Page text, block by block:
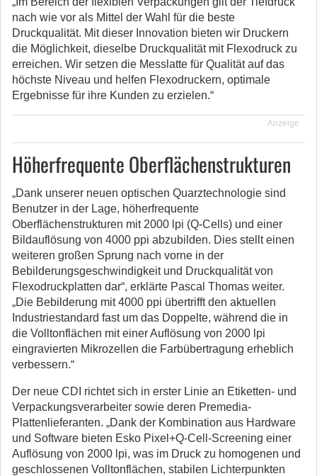
nach wie vor als Mittel der Wahl für die beste
Druckqualität. Mit dieser Innovation bieten wir Druckern
die Möglichkeit, dieselbe Druckqualität mit Flexodruck zu
erreichen. Wir setzen die Messlatte für Qualität auf das
höchste Niveau und helfen Flexodruckern, optimale
Ergebnisse für ihre Kunden zu erzielen.“
Anzeige
Höherfrequente Oberflächenstrukturen
„Dank unserer neuen optischen Quarztechnologie sind
Benutzer in der Lage, höherfrequente
Oberflächenstrukturen mit 2000 lpi (Q-Cells) und einer
Bildauflösung von 4000 ppi abzubilden. Dies stellt einen
weiteren großen Sprung nach vorne in der
Bebilderungsgeschwindigkeit und Druckqualität von
Flexodruckplatten dar“, erklärte Pascal Thomas weiter.
„Die Bebilderung mit 4000 ppi übertrifft den aktuellen
Industriestandard fast um das Doppelte, während die in
die Volltonflächen mit einer Auflösung von 2000 lpi
eingravierten Mikrozellen die Farbübertragung erheblich
verbessern.“
Der neue CDI richtet sich in erster Linie an Etiketten- und
Verpackungsverarbeiter sowie deren Premedia-
Plattenlieferanten. „Dank der Kombination aus Hardware
und Software bieten Esko Pixel+Q-Cell-Screening einer
Auflösung von 2000 lpi, was im Druck zu homogenen und
geschlossenen Volltonflächen, stabilen Lichterpunkten